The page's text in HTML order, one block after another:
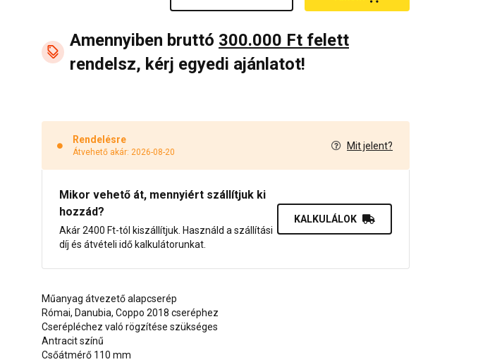
Amennyiben bruttó 300.000 Ft felett
rendelsz, kérj egyedi ajánlatot!
Rendelésre
Átvehető akár: 2026-08-20
Mit jelent?
Mikor vehető át, mennyiért szállítjuk ki
hozzád?
Akár 2400 Ft-tól kiszállítjuk. Használd a szállítási
díj és átvételi idő kalkulátorunkat.
KALKULÁLOK
Műanyag átvezető alapcserép
Római, Danubia, Coppo 2018 cseréphez
Cserépléchez való rögzítése szükséges
Antracit színű
Csőátmérő 110 mm